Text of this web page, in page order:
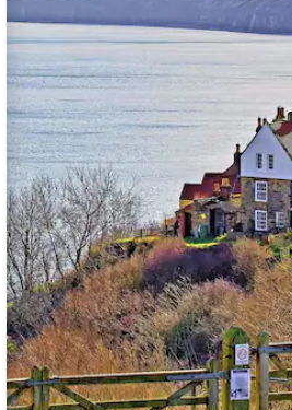
et vers le bas pour les parcourir